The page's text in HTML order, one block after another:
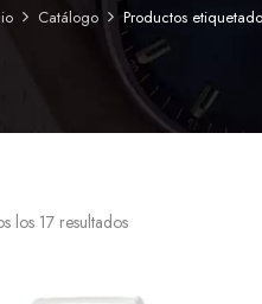
Catálogo Productos
los 17 resultados